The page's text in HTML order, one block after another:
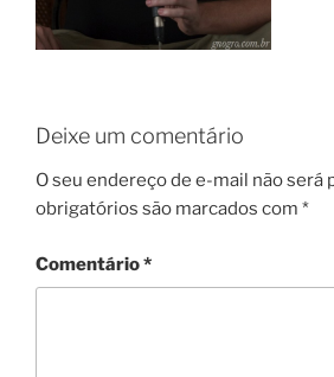
Deixe um comentário
O seu endereço de e-mail não será
obrigatórios são marcados com *
Comentário*